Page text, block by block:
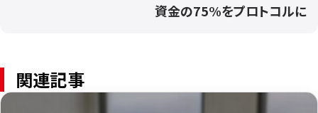
資金の75%をプロトコルに
関連記事